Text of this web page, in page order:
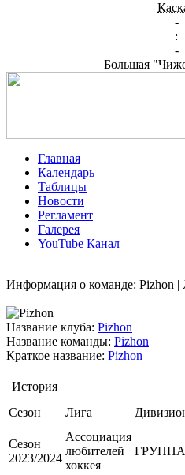
-
:
-
Большая
Главная
Календарь
Таблицы
Новости
Регламент
Галерея
YouTube Канал
Информация о команде: Pizhon
Название клуба: Pizhon
Название команды: Pizhon
Краткое название: Pizhon
История
Сезон
Лига
Сезон
2023/2024
Ассоциация
любителей
хоккея